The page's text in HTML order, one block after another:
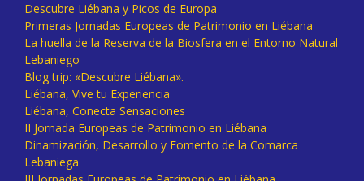
Descubre Liébana y Picos de Europa
Primeras Jornadas Europeas de Patrimonio en Liébana
La huella de la Reserva de la Biosfera en el Entorno Natural
Lebaniego
Blog trip: «Descubre Liébana».
Liébana, Vive tu Experiencia
Liébana, Conecta Sensaciones
II Jornada Europeas de Patrimonio en Liébana
Dinamización, Desarrollo y Fomento de la Comarca
Lebaniega